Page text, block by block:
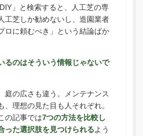
」と検索すると、人工芝の専
工芝しか勧めないし、造園業者
ロに頼むべき」という結論ばか
るのはそういう情報じゃないで
庭の広さも違う。メンテナンス
、理想の見た目も人それぞれ。
の記事では7つの方法を比較し
った選択肢を見つけられるよう